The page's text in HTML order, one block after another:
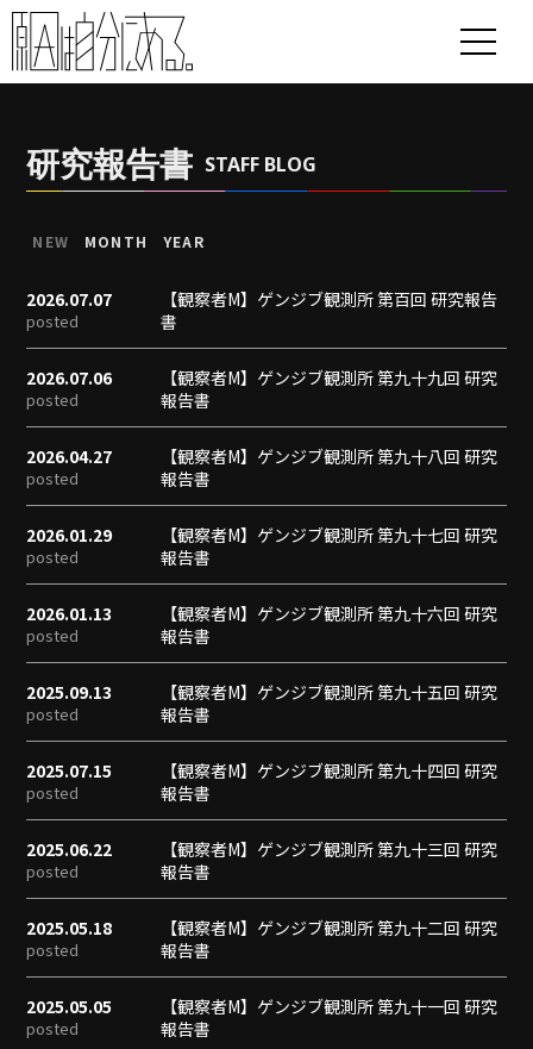
研究報告書 STAFF BLOG
NEW MONTH YEAR
2026.07.07
posted
【観察者M】ゲンジブ観測所 第百回 研究報告
書
2026.07.06
posted
【観察者M】ゲンジブ観測所 第九十九回 研究
報告書
2026.04.27
posted
【観察者M】ゲンジブ観測所 第九十八回 研究
報告書
2026.01.29
posted
【観察者M】ゲンジブ観測所 第九十七回 研究
報告書
2026.01.13
posted
【観察者M】ゲンジブ観測所 第九十六回 研究
報告書
2025.09.13
posted
【観察者M】ゲンジブ観測所 第九十五回 研究
報告書
2025.07.15
posted
【観察者M】ゲンジブ観測所 第九十四回 研究
報告書
2025.06.22
posted
【観察者M】ゲンジブ観測所 第九十三回 研究
報告書
2025.05.18
posted
【観察者M】ゲンジブ観測所 第九十二回 研究
報告書
2025.05.05
posted
【観察者M】ゲンジブ観測所 第九十一回 研究
報告書